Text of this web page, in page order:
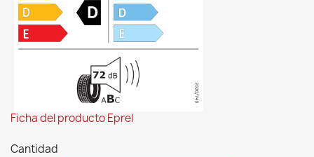
Ficha del producto Eprel
Cantidad